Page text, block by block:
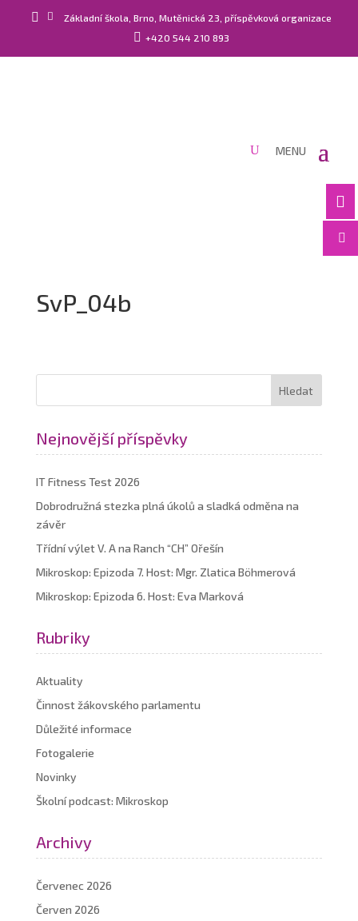
  Základní škola, Brno, Mutěnická 23, příspěvková organizace
 +420 544 210 893


SvP_04b
Nejnovější příspěvky
IT Fitness Test 2026
Dobrodružná stezka plná úkolů a sladká odměna na
závěr
Třídní výlet V. A na Ranch “CH” Ořešín
Mikroskop: Epizoda 7. Host: Mgr. Zlatica Böhmerová
Mikroskop: Epizoda 6. Host: Eva Marková
Rubriky
Aktuality
Činnost žákovského parlamentu
Důležité informace
Fotogalerie
Novinky
Školní podcast: Mikroskop
Archivy
Červenec 2026
Červen 2026